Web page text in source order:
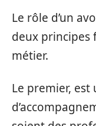
Le rôle d’un
deux principes
métier.
Le premier,